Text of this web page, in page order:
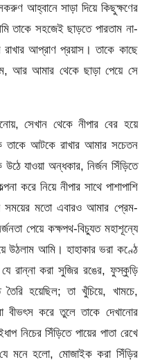
আহ্বানে সাড়া দিয়ে কিছুক্ষণের
তাকে সহজেই ছাড়তে পারতাম না-
রাখার আপ্রাণ প্রয়াস। তাকে কাছে
আর আমার থেকে ছাড়া পেয়ে সে
সেখান থেকে নীপার বের হয়ে
তাকে আটকে রাখার আমার সচেতন
উঠে যাওয়া অন্ধকার, নির্জন সিঁড়িতে
করে নিয়ে নীপার সাথে পাশাপাশি
মতো এবারও আমার প্রেম-
পেয়ে কক্ষপথ-বিচ্যুত মহাশূন্যে
উঠলাম আমি। হাহাকার ভরা কণ্ঠে
রান্না করা সুজির রঙের, ফুস্কুড়ি
হয়েছিল; তা খুঁচিয়ে, খামচে,
করে তুলে তাকে দেখানোর
নিচের সিঁড়িতে পায়ের পাতা রেখে
মনে হলো, মোজাইক করা সিঁড়ির